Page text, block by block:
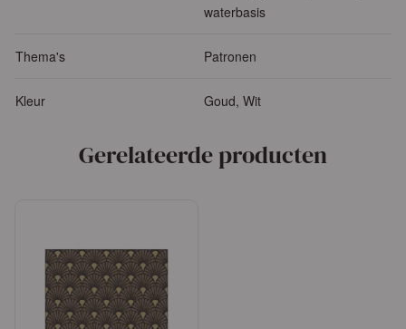
waterbasis
Thema's Patronen
Kleur Goud, Wit
Gerelateerde producten